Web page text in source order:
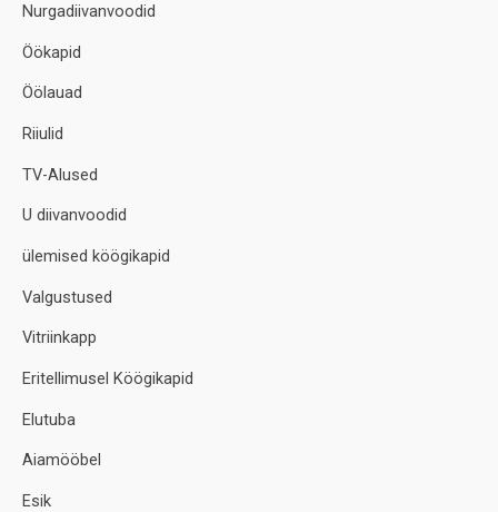
Nurgadiivanvoodid
Öökapid
Öölauad
Riiulid
TV-Alused
U diivanvoodid
ülemised köögikapid
Valgustused
Vitriinkapp
Eritellimusel Köögikapid
Elutuba
Aiamööbel
Esik